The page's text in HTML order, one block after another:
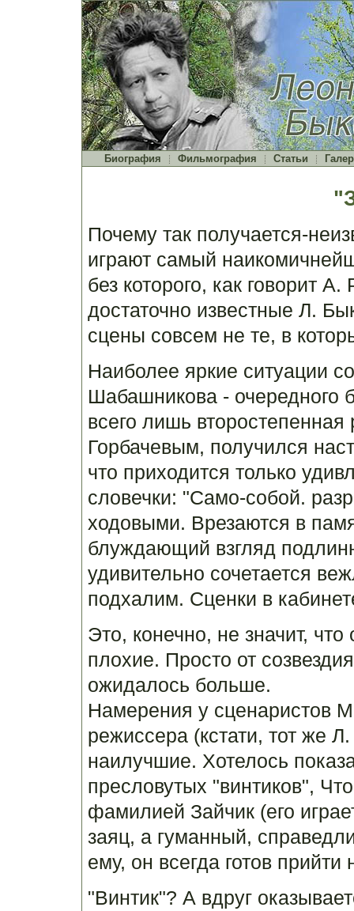
Биография Фильмография Статьи
Почему так получается-
играют самый
без которого, как говорит
достаточно известные Л.
сцены совсем не те, в
Наиболее яркие ситуации
Шабашникова - очередного
всего лишь
Горбачевым, получился
что приходится только
словечки: "Само-собой.
ходовыми. Врезаются в
блуждающий взгляд
удивительно сочетается
подхалим. Сценки в
Это, конечно, не значит,
плохие. Просто от
ожидалось больше.
Намерения у сценаристов
режиссера (кстати, тот же
наилучшие. Хотелось
пресловутых "винтиков",
фамилией Зайчик (его
заяц, а гуманный,
ему, он всегда готов
"Винтик"? А вдруг